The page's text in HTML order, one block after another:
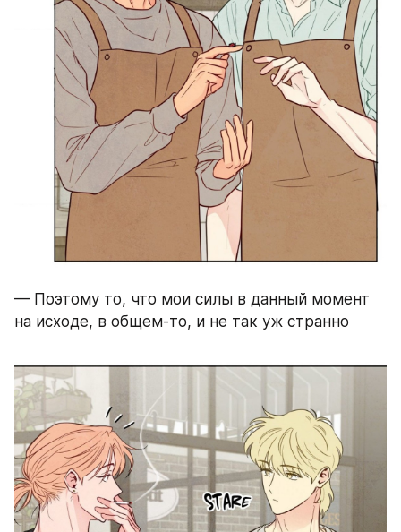
— Поэтому то, что мои силы в данный момент
на исходе, в общем-то, и не так уж странно